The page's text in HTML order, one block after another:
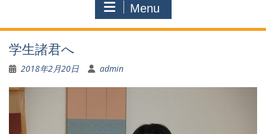
Menu
学生諸君へ
2018年2月20日 admin